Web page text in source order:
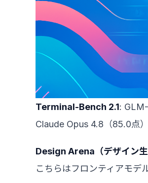
Terminal-Bench 2.1:
Claude Opus 4.8（85.0点
Design Arena（デザイン生
こちらはフロンティアモデ